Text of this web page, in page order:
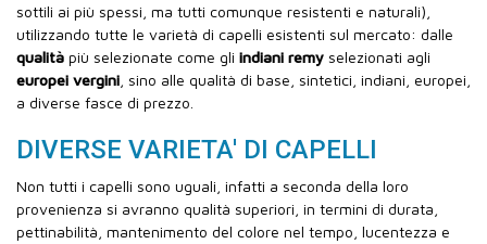
sottili ai più spessi, ma tutti comunque resistenti e naturali),
utilizzando tutte le varietà di capelli esistenti sul mercato: dalle
qualità più selezionate come gli indiani remy selezionati agli
europei vergini, sino alle qualità di base, sintetici, indiani, europei,
a diverse fasce di prezzo.
DIVERSE VARIETA' DI CAPELLI
Non tutti i capelli sono uguali, infatti a seconda della loro
provenienza si avranno qualità superiori, in termini di durata,
pettinabilità, mantenimento del colore nel tempo, lucentezza e